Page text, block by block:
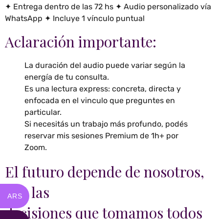
✦ Entrega dentro de las 72 hs ✦ Audio personalizado vía
WhatsApp ✦ Incluye 1 vínculo puntual
Aclaración importante:
La duración del audio puede variar según la
energía de tu consulta.
Es una lectura express: concreta, directa y
enfocada en el vinculo que preguntes en
particular.
Si necesitás un trabajo más profundo, podés
reservar mis sesiones Premium de 1h+ por
Zoom.
El futuro depende de nosotros,
con las
decisiones que tomamos todos
ARS